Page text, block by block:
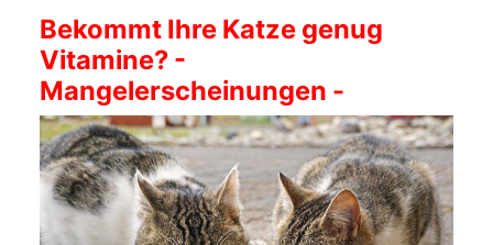
Bekommt Ihre Katze genug
Vitamine? -
Mangelerscheinungen -